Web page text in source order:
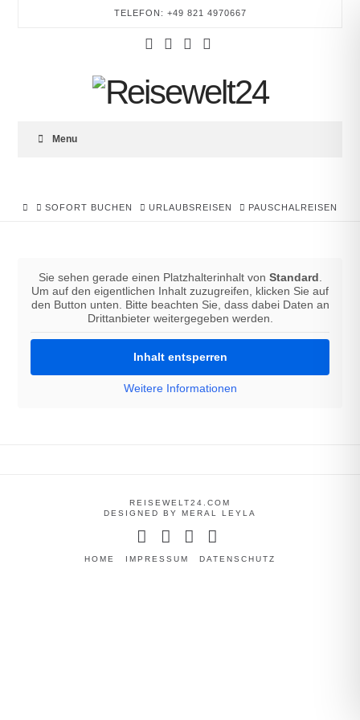
TELEFON: +49 821 4970667
Menu
HOMESOFORT BUCHEN URLAUBSREISEN PAUSCHALREISEN
Sie sehen gerade einen Platzhalterinhalt von Standard.
Um auf den eigentlichen Inhalt zuzugreifen, klicken Sie auf
den Button unten. Bitte beachten Sie, dass dabei Daten an
Drittanbieter weitergegeben werden.
Inhalt entsperren
Weitere Informationen
REISEWELT24.COM
DESIGNED BY MERAL LEYLA
Facebook
YouTube
Instagram
Tumblr
HOME IMPRESSUM DATENSCHUTZ